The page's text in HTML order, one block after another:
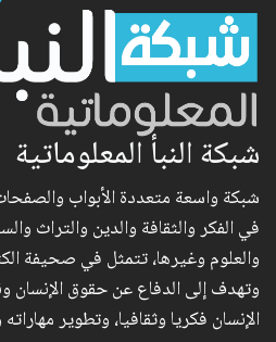
شبكة النبأ المعلوماتية
شبكة واسعة متعددة الأبواب
في الفكر والثقافة والدين والتراث
والعلوم وغيرها، تتمثل في صحيفة
وتهدف إلى الدفاع عن حقوق الإنسان
الإنسان فكريا وثقافيا، وتطوير مهاراته